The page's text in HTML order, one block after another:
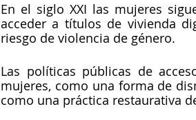
En el siglo XXI las mujeres
acceder a títulos de vivienda
riesgo de violencia de género.
Las políticas públicas de
mujeres, como una forma de
como una práctica restaurativa